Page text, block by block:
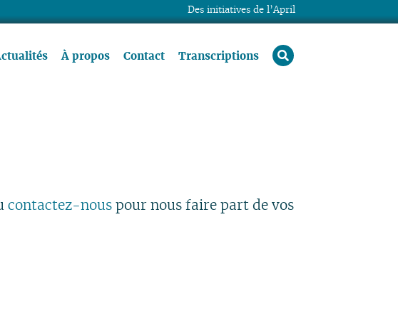
À propos Contact Transcriptions rechercher
contactez-nous pour nous faire part de vos
Des initiatives de l’April